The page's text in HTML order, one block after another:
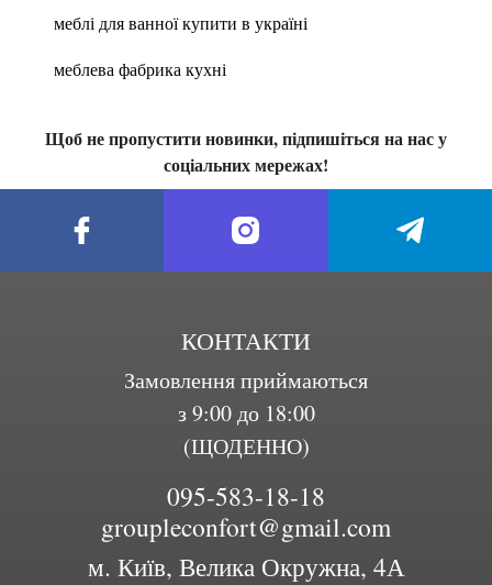
меблі для ванної купити в україні
меблева фабрика кухні
Щоб не пропустити новинки, підпишіться на нас у
соціальних мережах!
КОНТАКТИ
Замовлення приймаються
з 9:00 до 18:00
(ЩОДЕННО)
095-583-18-18
groupleconfort@gmail.com
м. Київ, Велика Окружна, 4А